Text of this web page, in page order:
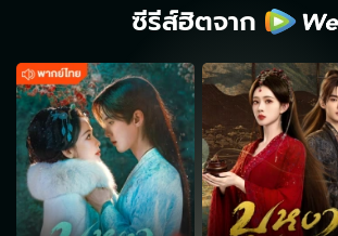
ซีรีส์ฮิตจาก